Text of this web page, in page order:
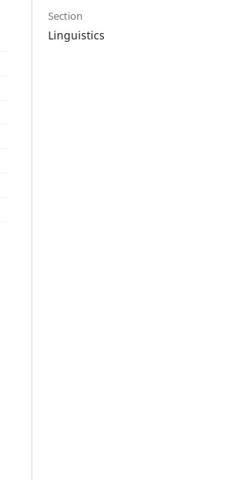
Section
Linguistics